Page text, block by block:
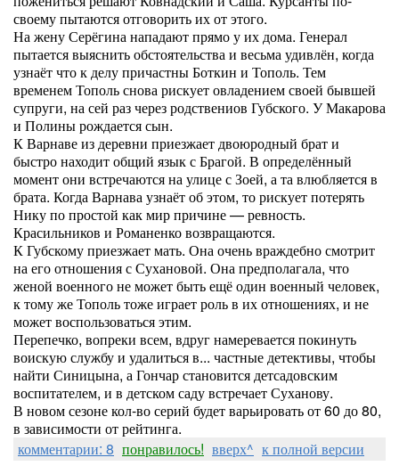
своему пытаются отговорить их от этого.
На жену Серёгина нападают прямо у их дома. Генерал
пытается выяснить обстоятельства и весьма удивлён, когда
узнаёт что к делу причастны Боткин и Тополь. Тем
временем Тополь снова рискует овладением своей бывшей
супруги, на сей раз через родствениов Губского. У Макарова
и Полины рождается сын.
К Варнаве из деревни приезжает двоюродный брат и
быстро находит общий язык с Брагой. В определённый
момент они встречаются на улице с Зоей, а та влюбляется в
брата. Когда Варнава узнаёт об этом, то рискует потерять
Нику по простой как мир причине — ревность.
Красильников и Романенко возвращаются.
К Губскому приезжает мать. Она очень враждебно смотрит
на его отношения с Сухановой. Она предполагала, что
женой военного не может быть ещё один военный человек,
к тому же Тополь тоже играет роль в их отношениях, и не
может воспользоваться этим.
Перепечко, вопреки всем, вдруг намеревается покинуть
воискую службу и удалиться в... частные детективы, чтобы
найти Синицына, а Гончар становится детсадовским
воспитателем, и в детском саду встречает Суханову.
В новом сезоне кол-во серий будет варьировать от 60 до 80,
в зависимости от рейтинга.
комментарии: 8 понравилось! вверх^ к полной версии